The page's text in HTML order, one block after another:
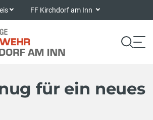
FF Kirchdorf am Inn
für ein neues